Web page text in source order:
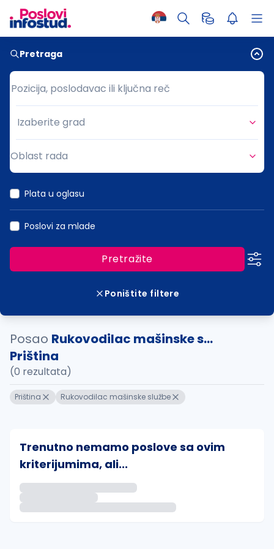
Pretraga
Pozicija, poslodavac ili ključna reč
Pozicija, poslodavac ili ključna reč
Grad
Izaberite grad
Oblast rada
Plata u oglasu
Poslovi za mlade
Pretražite
Poništite filtere
Posao Rukovodilac mašinske s...
Priština
(0 rezultata)
Priština Rukovodilac mašinske službe
Trenutno nemamo poslove sa ovim
kriterijumima, ali...